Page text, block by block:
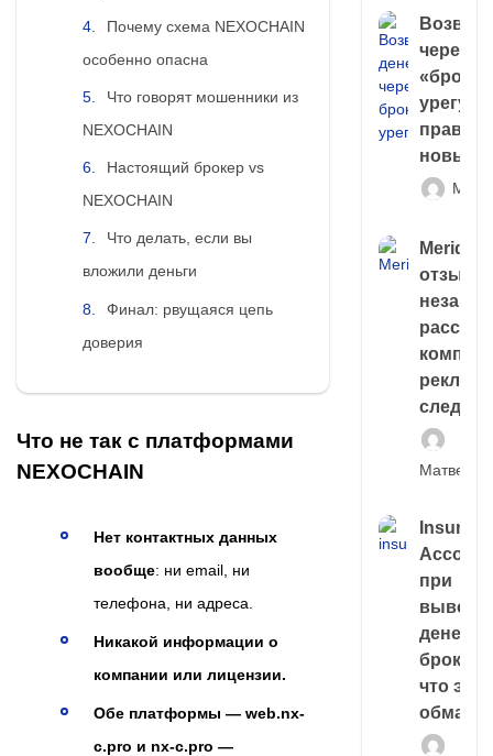
Почему схема NEXOCHAIN
особенно опасна
Что говорят мошенники из
NEXOCHAIN
Настоящий брокер vs
NEXOCHAIN
Что делать, если вы
вложили деньги
Финал: рвущаяся цепь
доверия
Что не так с платформами
NEXOCHAIN
Нет контактных данных
вообще: ни email, ни
телефона, ни адреса.
Никакой информации о
компании или лицензии.
Обе платформы — web.nx-
c.pro и nx-c.pro —
через
правда
новый
следа
Матвей
Account
при
выводе
денег у
что это,
обман?